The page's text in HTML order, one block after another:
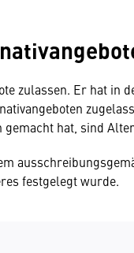
zulassen. Er hat in
hat, sind
festgelegt wurde.